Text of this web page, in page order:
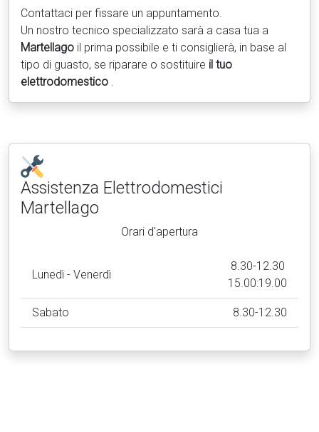
Contattaci per fissare un appuntamento.
Un nostro tecnico specializzato sarà a casa tua a
Martellago il prima possibile e ti consiglierà, in base al
tipo di guasto, se riparare o sostituire il tuo
elettrodomestico .
Assistenza Elettrodomestici
Martellago
Orari d'apertura
Lunedì - Venerdì
8.30-12.30
15.00:19.00
Sabato 8.30-12.30